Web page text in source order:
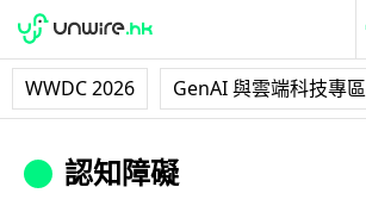
WWDC 2026 GenAI 與雲端科技專區
認知障礙